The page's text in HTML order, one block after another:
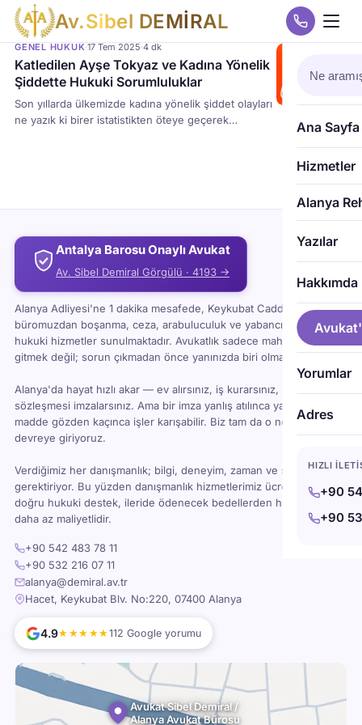
Av.Sibel DEMİRAL
Ana Sayfa
Hizmetler
Alanya
Yazılar
Hakkımda
Yorumlar
Adres
HIZLI
+90
+90
GENEL HUKUK·17 Tem 2025·4 dk
Katledilen Ayşe Tokyaz ve Kadına Yönelik
Şiddette Hukuki Sorumluluklar
Son yıllarda ülkemizde kadına yönelik şiddet olayları
ne yazık ki birer istatistikten öteye geçerek
Antalya Barosu Onaylı Avukat
Av. Sibel Demiral Görgülü · 4193 →
Alanya Adliyesi'ne 1 dakika mesafede, Keykubat Caddesi'ndeki
büromuzdan boşanma, ceza, arabuluculuk ve yabancı uyruklu
hukuki hizmetler sunulmaktadır. Avukatlık sadece mahkemeye
gitmek değil; sorun çıkmadan önce yanınızda biri olması demektir.
Alanya'da hayat hızlı akar — ev alırsınız, iş kurarsınız, kira
sözleşmesi imzalarsınız. Ama bir imza yanlış atılınca ya da bir
madde gözden kaçınca işler karışabilir. Biz tam da o noktada
devreye giriyoruz.
Verdiğimiz her danışmanlık; bilgi, deneyim, zaman ve sorumluluk
gerektiriyor. Bu yüzden danışmanlık hizmetlerimiz ücretlidir — ama
doğru hukuki destek, ileride ödenecek bedellerden her zaman
daha az maliyetlidir.
+90 542 483 78 11
+90 532 216 07 11
alanya@demiral.av.tr
Hacet, Keykubat Blv. No:220, 07400 Alanya
4.9★★★★★112 Google yorumu
Avukat Sibel Demiral /
Alanya Avukat Bürosu